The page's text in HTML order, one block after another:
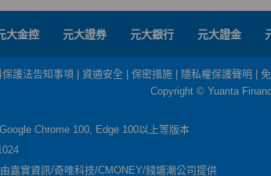
大金控 元大證券 元大銀行 元大證金
護法告知事項 資通安全 保密措施 隱私權保護聲明
Copyright © Yuanta
Chrome 100, Edge 100以上等版本
嘉實資訊/奇唯科技/CMONEY/錢塘潮公司提供